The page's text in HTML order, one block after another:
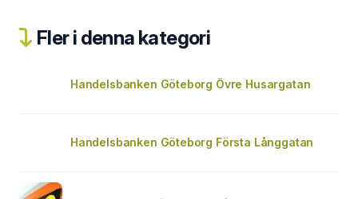
Fler i denna kategori
Handelsbanken Göteborg Övre Husargatan
Handelsbanken Göteborg Första Långgatan